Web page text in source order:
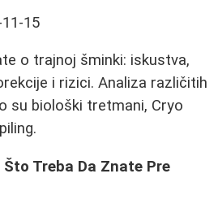
15
o trajnoj šminki: iskustva,
i rizici. Analiza različitih
su biološki tretmani, Cryo
Treba Da Znate Pre